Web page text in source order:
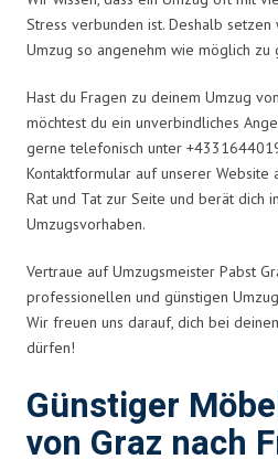
Stress verbunden ist. Deshalb
Umzug so angenehm wie möglich zu
Hast du Fragen zu deinem Umzug
möchtest du ein unverbindliches
gerne telefonisch unter
Kontaktformular auf unserer Website
Rat und Tat zur Seite und berät dich
Umzugsvorhaben.
Vertraue auf Umzugsmeister Pabst
professionellen und günstigen
Wir freuen uns darauf, dich bei
dürfen!
Günstiger
von Graz nach